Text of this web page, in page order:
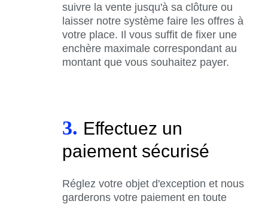
suivre la vente jusqu'à sa clôture ou
laisser notre système faire les offres à
votre place. Il vous suffit de fixer une
enchère maximale correspondant au
montant que vous souhaitez payer.
3. Effectuez un
paiement sécurisé
Réglez votre objet d'exception et nous
garderons votre paiement en toute